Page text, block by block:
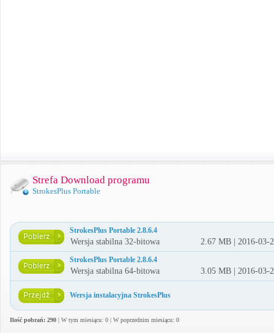
Strefa Download programu
StrokesPlus Portable
StrokesPlus Portable 2.8.6.4
Wersja stabilna 32-bitowa 2.67 MB | 2016-03-
StrokesPlus Portable 2.8.6.4
Wersja stabilna 64-bitowa 3.05 MB | 2016-03-
Wersja instalacyjna StrokesPlus
Ilość pobrań: 290 | W tym miesiącu: 0 | W poprzednim miesiącu: 0